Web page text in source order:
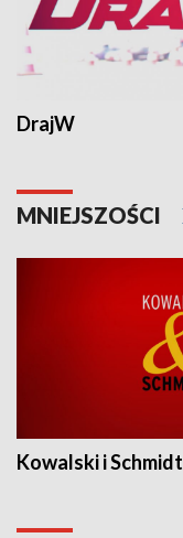
DrajW
MNIEJSZOŚCI
Kowalski i Schmidt